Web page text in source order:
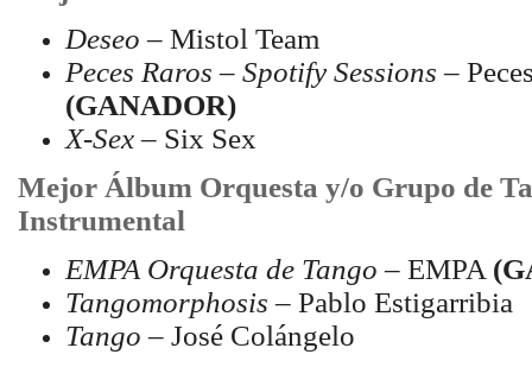
Deseo – Mistol Team
Peces Raros – Spotify Sessions –
(GANADOR)
X-Sex– Six Sex
Mejor Álbum Orquesta y/o Grupo de
Instrumental
EMPA Orquesta de Tango – EMPA
Tangomorphosis – Pablo Estigarribia
Tango – José Colángelo